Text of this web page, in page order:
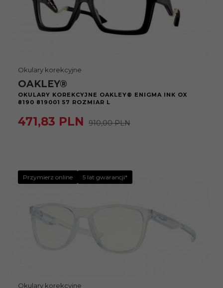
Okulary korekcyjne
OAKLEY®
OKULARY KOREKCYJNE OAKLEY® ENIGMA INK OX
8190 819001 57 ROZMIAR L
471,83 PLN 910,00 PLN
Przymierz online 5 lat gwarancji*
Okulary korekcyjne